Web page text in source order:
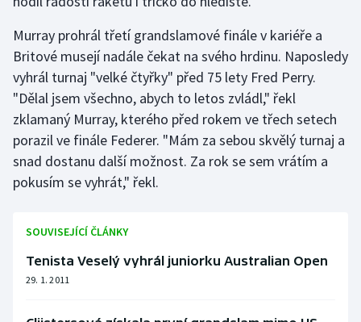
Vodní slalom
Volejbal
Ostatní
Murray prohrál třetí grandslamové finále v kariéře a
Britové musejí nadále čekat na svého hrdinu. Naposledy
vyhrál turnaj "velké čtyřky" před 75 lety Fred Perry.
"Dělal jsem všechno, abych to letos zvládl," řekl
zklamaný Murray, kterého před rokem ve třech setech
porazil ve finále Federer. "Mám za sebou skvělý turnaj a
snad dostanu další možnost. Za rok se sem vrátím a
pokusím se vyhrát," řekl.
SOUVISEJÍCÍ ČLÁNKY
Tenista Veselý vyhrál juniorku Australian Open
29. 1. 2011